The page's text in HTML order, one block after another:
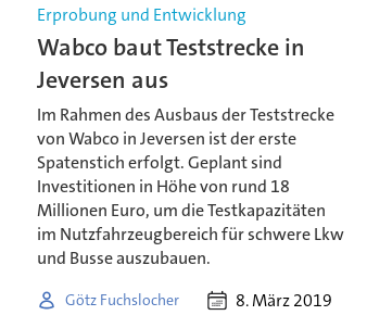
Erprobung und Entwicklung
Wabco baut Teststrecke in
Jeversen aus
Im Rahmen des Ausbaus der Teststrecke
von Wabco in Jeversen ist der erste
Spatenstich erfolgt. Geplant sind
Investitionen in Höhe von rund 18
Millionen Euro, um die Testkapazitäten
im Nutzfahrzeugbereich für schwere Lkw
und Busse auszubauen.
Götz Fuchslocher 8. März 2019